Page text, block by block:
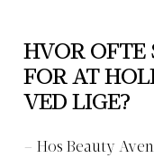
HVOR
FOR AT
VED LIGE?
– Hos Beauty